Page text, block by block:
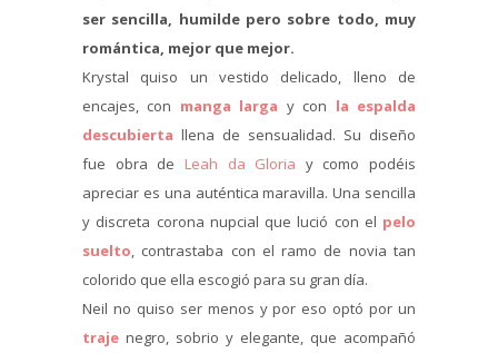
ser sencilla, humilde pero sobre todo, muy
romántica, mejor que mejor.
Krystal quiso un vestido delicado, lleno de
encajes, con manga larga y con la espalda
descubierta llena de sensualidad. Su diseño
fue obra de Leah da Gloria y como podéis
apreciar es una auténtica maravilla. Una sencilla
y discreta corona nupcial que lució con el pelo
suelto, contrastaba con el ramo de novia tan
colorido que ella escogió para su gran día.
Neil no quiso ser menos y por eso optó por un
traje negro, sobrio y elegante, que acompañó